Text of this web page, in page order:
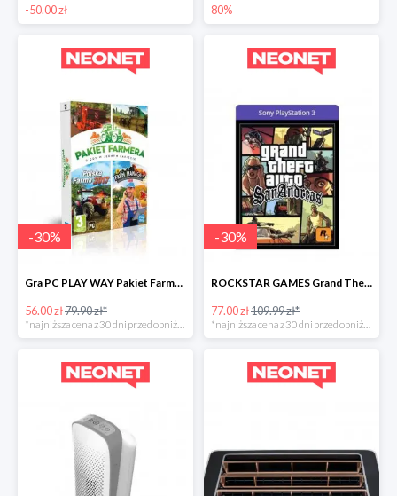
-50.00 zł 80%
-30%
Gra PC PLAY WAY Pakiet Farmera
56.00 zł79.90 zł*
-30%
ROCKSTAR GAMES Grand Theft Auto
77.00 zł109.99 zł*